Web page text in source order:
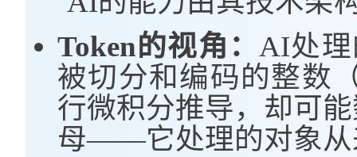
Token的视角：AI处理
被切分和编码的整数
行微积分推导，却可
母——它处理的对象从